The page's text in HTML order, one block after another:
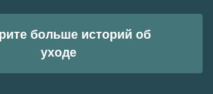
больше историй об
уходе